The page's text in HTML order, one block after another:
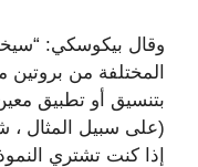
وقال بيكوسكي:
المختلفة من بروتين
بتنسيق أو تطبيق
(على سبيل المثال
إذا كنت تشتري